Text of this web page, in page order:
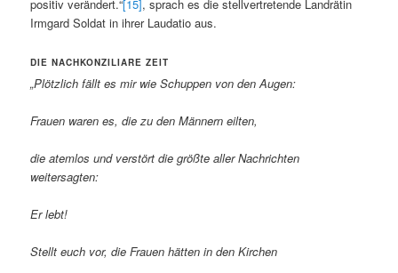
positiv verändert.“[15], sprach es die stellvertretende Landrätin
Irmgard Soldat in ihrer Laudatio aus.
DIE NACHKONZILIAREZEIT
„Plötzlich fällt es mir wie Schuppen von den Augen:
Frauen waren es, die zu den Männern eilten,
die atemlos und verstört die größte aller Nachrichten
weitersagten:
Er lebt!
Stellt euch vor, die Frauen hätten in den Kirchen